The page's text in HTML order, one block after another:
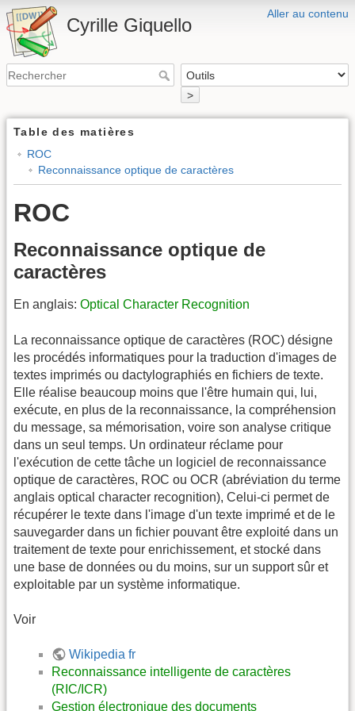
Aller au contenu
Cyrille Giquello
>
Table des matières
ROC
Reconnaissance optique de caractères
ROC
Reconnaissance optique de
caractères
En anglais: Optical Character Recognition
La reconnaissance optique de caractères (ROC) désigne
les procédés informatiques pour la traduction d'images de
textes imprimés ou dactylographiés en fichiers de texte.
Elle réalise beaucoup moins que l'être humain qui, lui,
exécute, en plus de la reconnaissance, la compréhension
du message, sa mémorisation, voire son analyse critique
dans un seul temps. Un ordinateur réclame pour
l'exécution de cette tâche un logiciel de reconnaissance
optique de caractères, ROC ou OCR (abréviation du terme
anglais optical character recognition), Celui-ci permet de
récupérer le texte dans l'image d'un texte imprimé et de le
sauvegarder dans un fichier pouvant être exploité dans un
traitement de texte pour enrichissement, et stocké dans
une base de données ou du moins, sur un support sûr et
exploitable par un système informatique.
Voir
Wikipedia fr
Reconnaissance intelligente de caractères
(RIC/ICR)
Gestion électronique des documents